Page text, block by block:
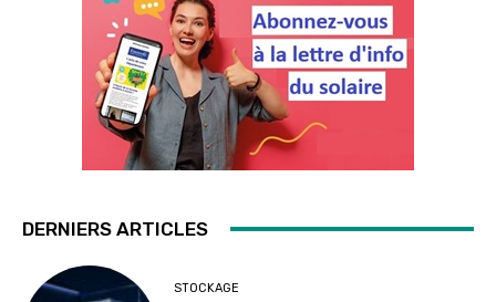
DERNIERS ARTICLES
STOCKAGE